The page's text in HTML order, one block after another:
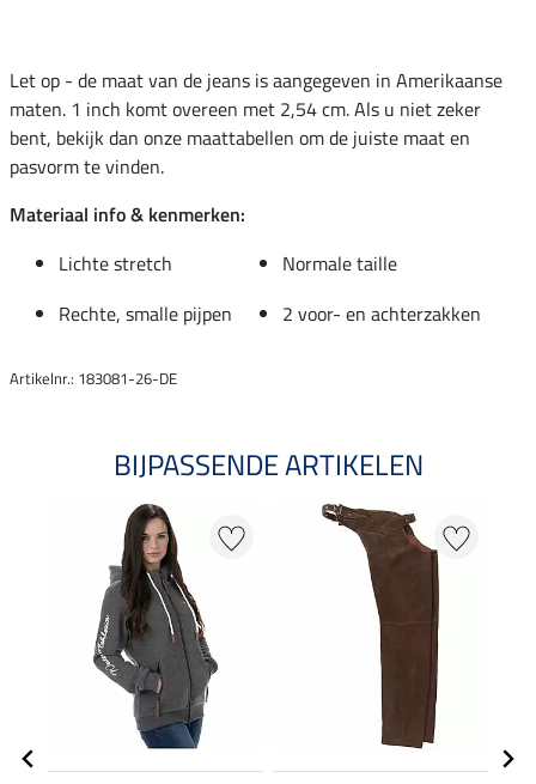
Let op - de maat van de jeans is aangegeven in Amerikaanse
maten. 1 inch komt overeen met 2,54 cm. Als u niet zeker
bent, bekijk dan onze maattabellen om de juiste maat en
pasvorm te vinden.
Materiaal info & kenmerken:
Lichte stretch
Normale taille
Rechte, smalle pijpen
2 voor- en achterzakken
Artikelnr.: 183081-26-DE
BIJPASSENDE ARTIKELEN